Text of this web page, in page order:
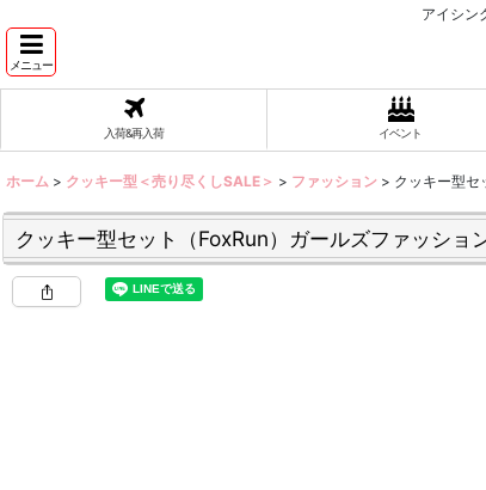
アイシン
メニュー
入荷&再入荷 イベント
ホーム > クッキー型＜売り尽くしSALE＞ > ファッション > クッキー型セ
クッキー型セット（FoxRun）ガールズファッショ